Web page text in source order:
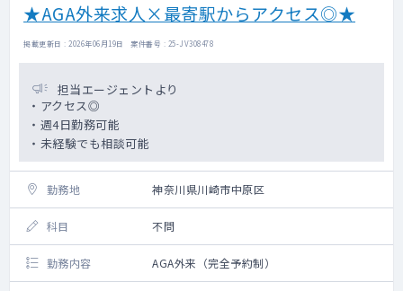
・医師体制 ：常勤3名、非常勤16名（専門
環境です）
・他スタッフ ：常勤薬剤師1名、医療相談員
5名、検査技師1名（非常勤）
朝5:00～9:00の間・土日においては、出動が
必要な対応については当番制を敷いていま
す。
★AGA外来求人×最寄駅からアクセス◎★
掲載更新日 : 2026年06月19日 案件番号 : 25-JV308478
担当エージェントより
・アクセス◎
・週4日勤務可能
・未経験でも相談可能
勤務地 神奈川県川崎市中原区
科目 不問
勤務内容 AGA外来（完全予約制）